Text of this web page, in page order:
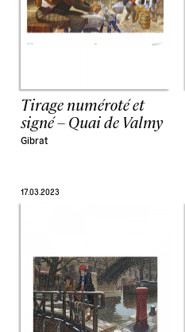
Tirage numéroté et
signé – Quai de Valmy
Gibrat
17.03.2023